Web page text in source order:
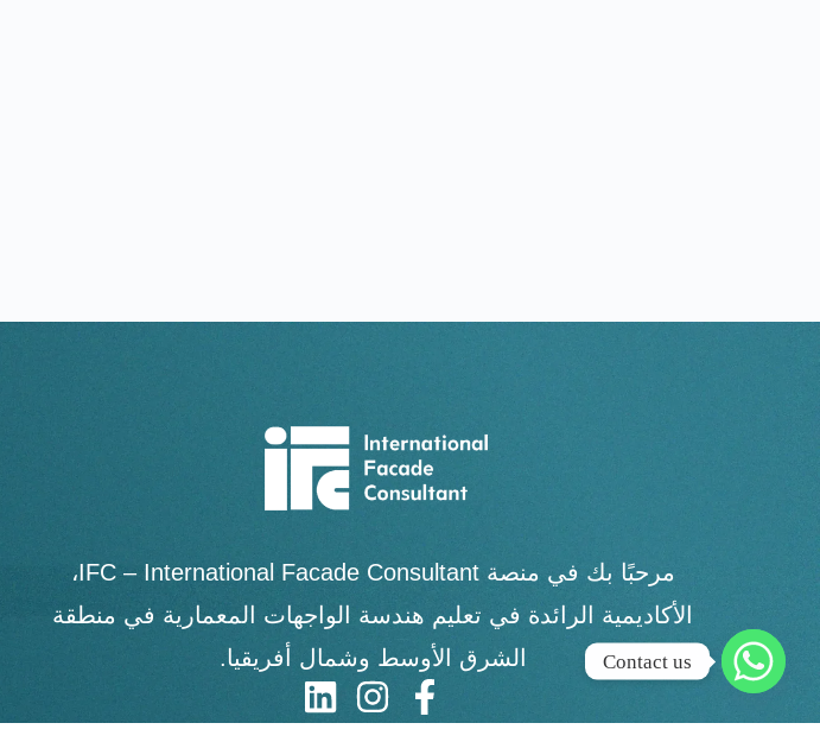
مرحبًا بك في منصة IFC – International Facade Consultant،
الأكاديمية الرائدة في تعليم هندسة الواجهات المعمارية في منطقة
الشرق الأوسط وشمال أفريقيا.
Contact us